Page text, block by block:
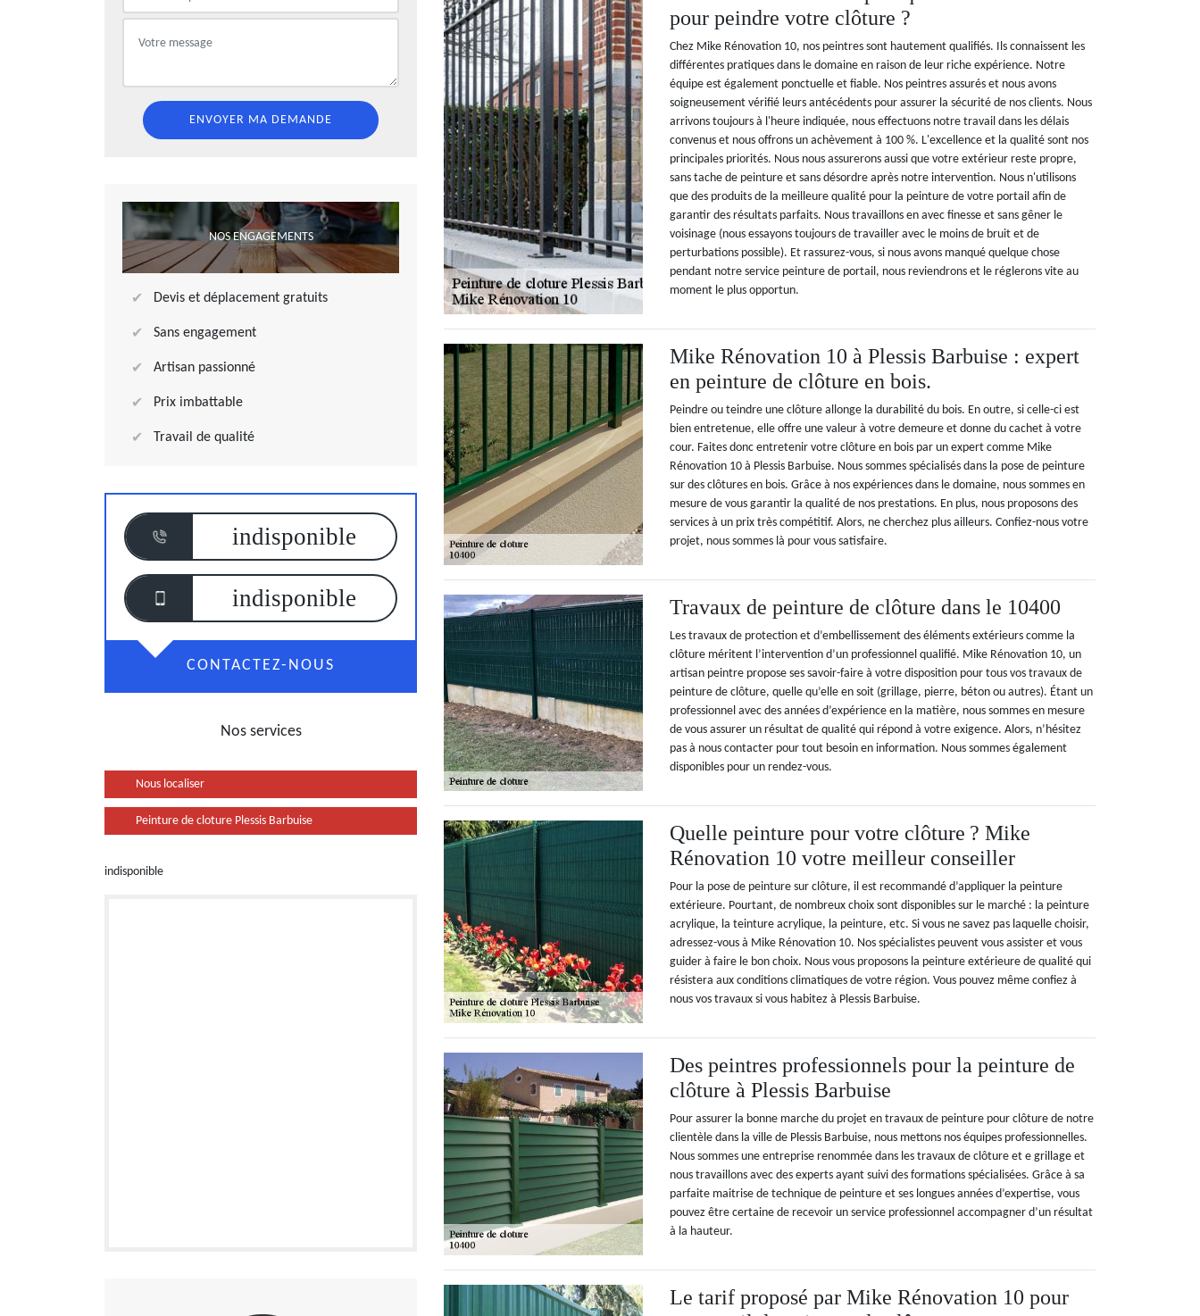
NOS ENGAGEMENTS
Devis et déplacement gratuits
Sans engagement
Artisan passionné
Prix imbattable
Travail de qualité
indisponible
indisponible
CONTACTEZ-NOUS
Nos services
Nous localiser
Peinture de cloture Plessis Barbuise
indisponible
pour peindre votre clôture ?
Chez Mike Rénovation 10, nos peintres sont hautement qualifiés. Ils connaissent les
différentes pratiques dans le domaine en raison de leur riche expérience. Notre
équipe est également ponctuelle et fiable. Nos peintres assurés et nous avons
soigneusement vérifié leurs antécédents pour assurer la sécurité de nos clients. Nous
arrivons toujours à l'heure indiquée, nous effectuons notre travail dans les délais
convenus et nous offrons un achèvement à 100 %. L'excellence et la qualité sont nos
principales priorités. Nous nous assurerons aussi que votre extérieur reste propre,
sans tache de peinture et sans désordre après notre intervention. Nous n'utilisons
que des produits de la meilleure qualité pour la peinture de votre portail afin de
garantir des résultats parfaits. Nous travaillons en avec finesse et sans gêner le
voisinage (nous essayons toujours de travailler avec le moins de bruit et de
perturbations possible). Et rassurez-vous, si nous avons manqué quelque chose
pendant notre service peinture de portail, nous reviendrons et le réglerons vite au
moment le plus opportun.
Mike Rénovation 10 à Plessis Barbuise : expert
en peinture de clôture en bois.
Peindre ou teindre une clôture allonge la durabilité du bois. En outre, si celle-ci est
bien entretenue, elle offre une valeur à votre demeure et donne du cachet à votre
cour. Faites donc entretenir votre clôture en bois par un expert comme Mike
Rénovation 10 à Plessis Barbuise. Nous sommes spécialisés dans la pose de peinture
sur des clôtures en bois. Grâce à nos expériences dans le domaine, nous sommes en
mesure de vous garantir la qualité de nos prestations. En plus, nous proposons des
services à un prix très compétitif. Alors, ne cherchez plus ailleurs. Confiez-nous votre
projet, nous sommes là pour vous satisfaire.
Travaux de peinture de clôture dans le 10400
Les travaux de protection et d’embellissement des éléments extérieurs comme la
clôture méritent l’intervention d’un professionnel qualifié. Mike Rénovation 10, un
artisan peintre propose ses savoir-faire à votre disposition pour tous vos travaux de
peinture de clôture, quelle qu’elle en soit (grillage, pierre, béton ou autres). Étant un
professionnel avec des années d’expérience en la matière, nous sommes en mesure
de vous assurer un résultat de qualité qui répond à votre exigence. Alors, n’hésitez
pas à nous contacter pour tout besoin en information. Nous sommes également
disponibles pour un rendez-vous.
Quelle peinture pour votre clôture ? Mike
Rénovation 10 votre meilleur conseiller
Pour la pose de peinture sur clôture, il est recommandé d’appliquer la peinture
extérieure. Pourtant, de nombreux choix sont disponibles sur le marché : la peinture
acrylique, la teinture acrylique, la peinture, etc. Si vous ne savez pas laquelle choisir,
adressez-vous à Mike Rénovation 10. Nos spécialistes peuvent vous assister et vous
guider à faire le bon choix. Nous vous proposons la peinture extérieure de qualité qui
résistera aux conditions climatiques de votre région. Vous pouvez même confiez à
nous vos travaux si vous habitez à Plessis Barbuise.
Des peintres professionnels pour la peinture de
clôture à Plessis Barbuise
Pour assurer la bonne marche du projet en travaux de peinture pour clôture de notre
clientèle dans la ville de Plessis Barbuise, nous mettons nos équipes professionnelles.
Nous sommes une entreprise renommée dans les travaux de clôture et e grillage et
nous travaillons avec des experts ayant suivi des formations spécialisées. Grâce à sa
parfaite maitrise de technique de peinture et ses longues années d’expertise, vous
pouvez être certaine de recevoir un service professionnel accompagner d’un résultat
à la hauteur.
Le tarif proposé par Mike Rénovation 10 pour